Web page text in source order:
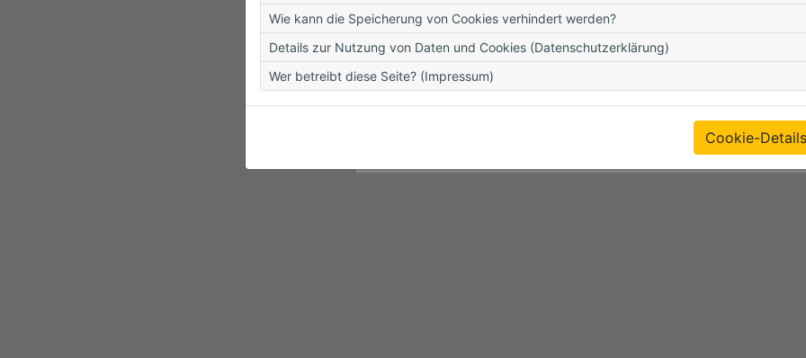
anmelden!
Wie kann die Speicherung von Cookies verhindert werden?
Details zur Nutzung von Daten und Cookies (Datenschutzerklärung)
Wer betreibt diese Seite? (Impressum)
Cookie-Details